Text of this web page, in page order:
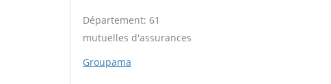
Département: 61
mutuelles d'assurances
Groupama